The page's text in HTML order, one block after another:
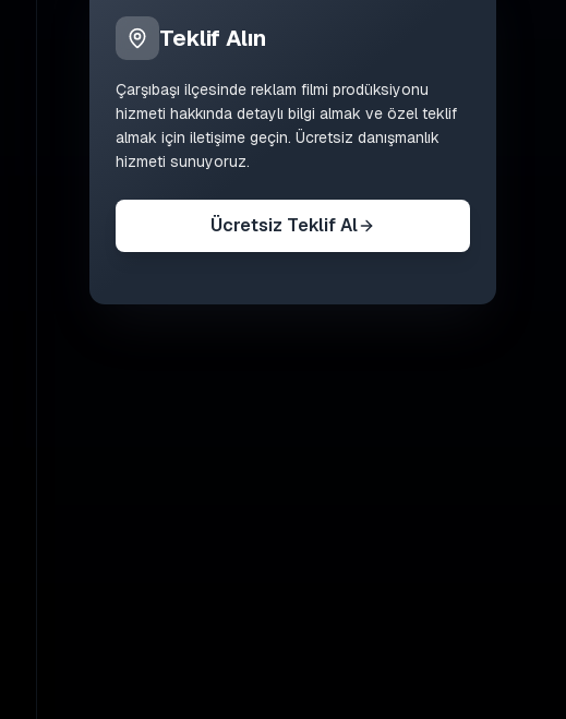
Teklif Alın
Çarşıbaşı ilçesinde reklam filmi prodüksiyonu
hizmeti hakkında detaylı bilgi almak ve özel teklif
almak için iletişime geçin. Ücretsiz danışmanlık
hizmeti sunuyoruz.
Ücretsiz Teklif Al